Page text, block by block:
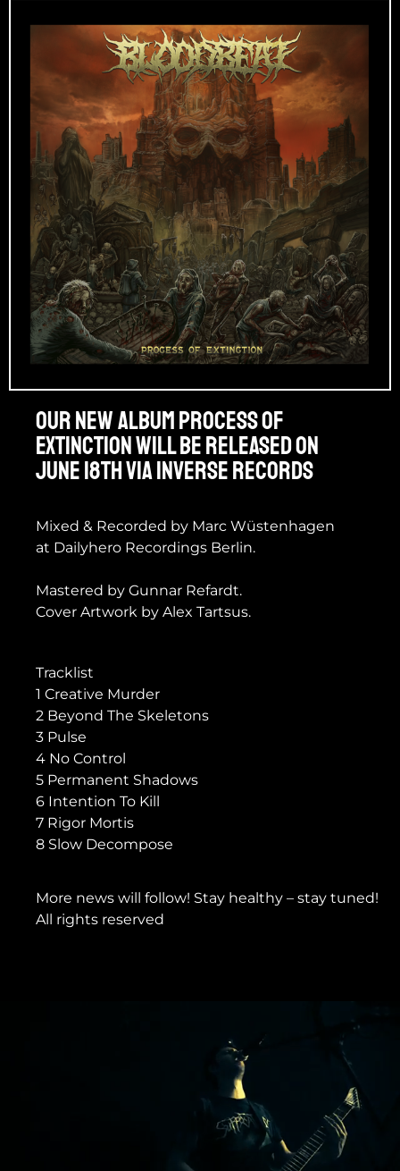
Our new album PROCESS OF
EXTINCTION will be released on
June 18th via Inverse Records
Mixed & Recorded by Marc Wüstenhagen
at Dailyhero Recordings Berlin.
Mastered by Gunnar Refardt.
Cover Artwork by Alex Tartsus.
Tracklist
1 Creative Murder
2 Beyond The Skeletons
3 Pulse
4 No Control
5 Permanent Shadows
6 Intention To Kill
7 Rigor Mortis
8 Slow Decompose
More news will follow! Stay healthy – stay tuned!
All rights reserved